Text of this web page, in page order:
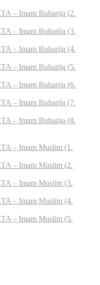
– Imam Buharija (2.
– Imam Buharija (3.
– Imam Buharija (4.
– Imam Buharija (5.
– Imam Buharija (6.
– Imam Buharija (7.
– Imam Buharija (8.
– Imam Muslim (1.
– Imam Muslim (2.
– Imam Muslim (3.
– Imam Muslim (4.
– Imam Muslim (5.